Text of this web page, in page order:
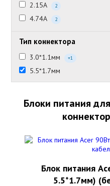
2.15А 2
4.74А 2
Тип коннектора
3.0*1.1мм +1
5.5*1.7мм
Блоки питания
Блок питания
5.5*1.7мм)